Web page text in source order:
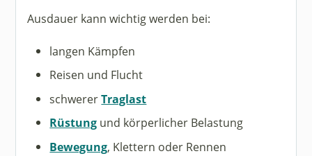
Ausdauer kann wichtig werden bei:
langen Kämpfen
Reisen und Flucht
schwererTraglast
Rüstung und körperlicher Belastung
Bewegung, Klettern oder Rennen